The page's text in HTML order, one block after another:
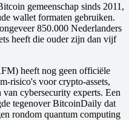
gemeenschap sinds 2011,
wallet formaten gebruiken.
850.000 Nederlanders
heeft die ouder zijn dan vijf
heeft nog geen officiële
risico's voor crypto-assets,
cybersecurity experts. Een
tegenover BitcoinDaily dat
rondom quantum computing